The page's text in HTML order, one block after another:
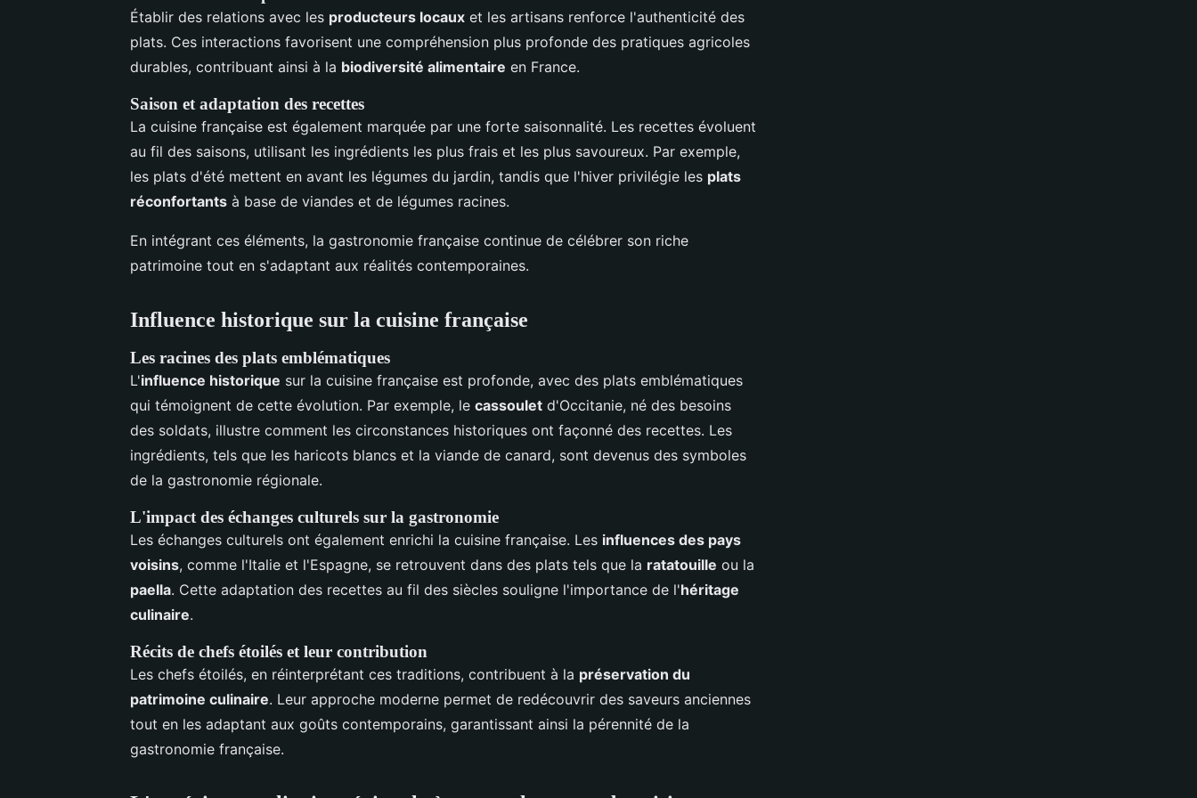
Établir des relations avec les producteurs locaux et les artisans renforce l'authenticité des
plats. Ces interactions favorisent une compréhension plus profonde des pratiques agricoles
durables, contribuant ainsi à la biodiversité alimentaire en France.
Saison et adaptation des recettes
La cuisine française est également marquée par une forte saisonnalité. Les recettes évoluent
au fil des saisons, utilisant les ingrédients les plus frais et les plus savoureux. Par exemple,
les plats d'été mettent en avant les légumes du jardin, tandis que l'hiver privilégie les plats
réconfortants à base de viandes et de légumes racines.
En intégrant ces éléments, la gastronomie française continue de célébrer son riche
patrimoine tout en s'adaptant aux réalités contemporaines.
Influence historique sur la cuisine française
Les racines des plats emblématiques
L'influence historique sur la cuisine française est profonde, avec des plats emblématiques
qui témoignent de cette évolution. Par exemple, le cassoulet d'Occitanie, né des besoins
des soldats, illustre comment les circonstances historiques ont façonné des recettes. Les
ingrédients, tels que les haricots blancs et la viande de canard, sont devenus des symboles
de la gastronomie régionale.
L'impact des échanges culturels sur la gastronomie
Les échanges culturels ont également enrichi la cuisine française. Les influences des pays
voisins, comme l'Italie et l'Espagne, se retrouvent dans des plats tels que la ratatouille ou la
paella. Cette adaptation des recettes au fil des siècles souligne l'importance de l'héritage
culinaire.
Récits de chefs étoilés et leur contribution
Les chefs étoilés, en réinterprétant ces traditions, contribuent à la préservation du
patrimoine culinaire. Leur approche moderne permet de redécouvrir des saveurs anciennes
tout en les adaptant aux goûts contemporains, garantissant ainsi la pérennité de la
gastronomie française.